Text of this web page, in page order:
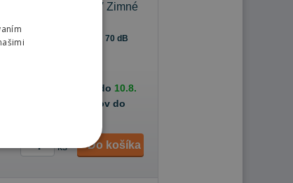
275/35 R21 103 V Zimné
70 dB
k Vám na adresu do 10.8.
na predajňu Prešov do
ks Do košíka